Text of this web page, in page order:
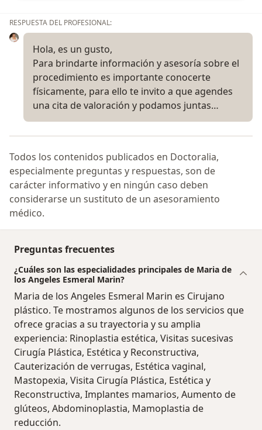
RESPUESTA DEL PROFESIONAL:
Hola, es un gusto,
Para brindarte información y asesoría sobre el
procedimiento es importante conocerte
físicamente, para ello te invito a que agendes
una cita de valoración y podamos juntas…
Todos los contenidos publicados en Doctoralia,
especialmente preguntas y respuestas, son de
carácter informativo y en ningún caso deben
considerarse un sustituto de un asesoramiento
médico.
Preguntas frecuentes
¿Cuáles son las especialidades principales de Maria de
los Angeles Esmeral Marin?
Maria de los Angeles Esmeral Marin es Cirujano
plástico. Te mostramos algunos de los servicios que
ofrece gracias a su trayectoria y su amplia
experiencia: Rinoplastia estética, Visitas sucesivas
Cirugía Plástica, Estética y Reconstructiva,
Cauterización de verrugas, Estética vaginal,
Mastopexia, Visita Cirugía Plástica, Estética y
Reconstructiva, Implantes mamarios, Aumento de
glúteos, Abdominoplastia, Mamoplastia de
reducción.